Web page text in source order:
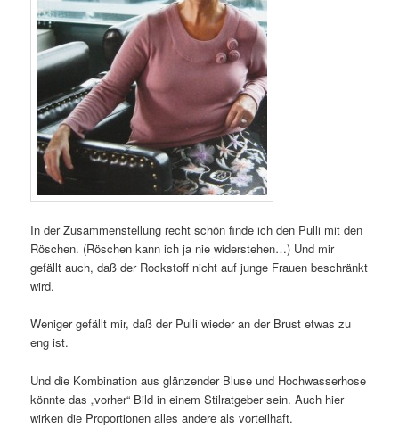
In der Zusammenstellung recht schön finde ich den Pulli mit den
Röschen. (Röschen kann ich ja nie widerstehen…) Und mir
gefällt auch, daß der Rockstoff nicht auf junge Frauen beschränkt
wird.
Weniger gefällt mir, daß der Pulli wieder an der Brust etwas zu
eng ist.
Und die Kombination aus glänzender Bluse und Hochwasserhose
könnte das „vorher“ Bild in einem Stilratgeber sein. Auch hier
wirken die Proportionen alles andere als vorteilhaft.